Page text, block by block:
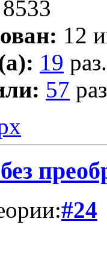
8533
12
19 раз.
57
#24